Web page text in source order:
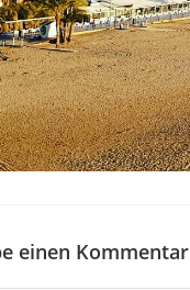
einen Kommentar